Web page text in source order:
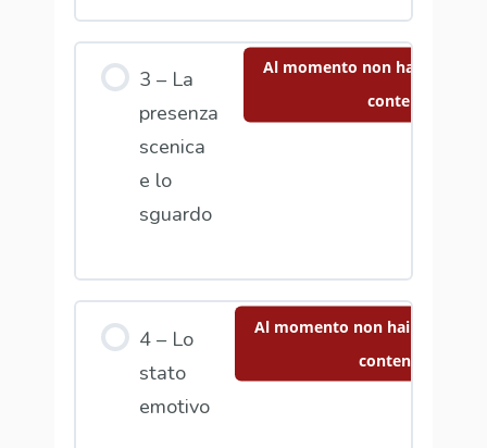
3 – La
presenza
scenica
e lo
sguardo
Al momento non hai accesso
contenuto
4 – Lo
stato
emotivo
Al momento non hai accesso
contenuto